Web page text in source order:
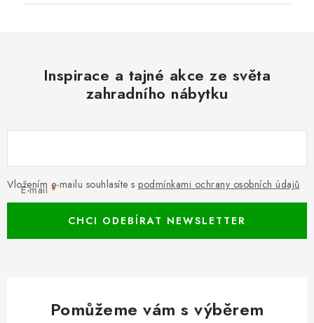
Inspirace a tajné akce ze světa
zahradního nábytku
E-mail
Vložením e-mailu souhlasíte s podmínkami ochrany osobních údajů
CHCI ODEBÍRAT NEWSLETTER
Pomůžeme vám s výběrem